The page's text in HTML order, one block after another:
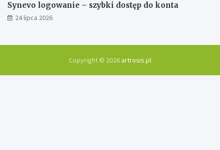
Synevo logowanie – szybki dostęp do konta
24 lipca 2026
Copyright © 2026artrosis.pl